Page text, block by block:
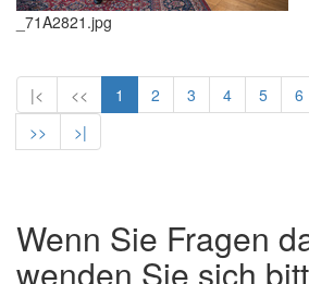
_71A2821.jpg
|< << 1 2 3 4 5 6
>>
>|
Wenn Sie Fragen
wenden Sie sich